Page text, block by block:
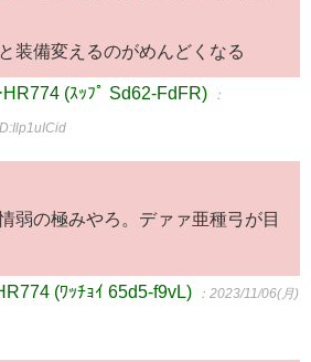
装備変えるのがめんどくなる
(ｽｯﾌﾟ Sd62-FdFR) ：
弱の極みやろ。デァァ亜種弓が目
(ﾜｯﾁｮｲ 65d5-f9vL) ：2023/11/06(月)